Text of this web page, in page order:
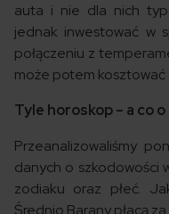
auta i nie dla nich
jednak inwestować w
połączeniu z
może potem kosztować
Tyle horoskop – a co
Przeanalizowaliśmy
danych o szkodowości
zodiaku oraz płeć.
Średnio Barany płacą